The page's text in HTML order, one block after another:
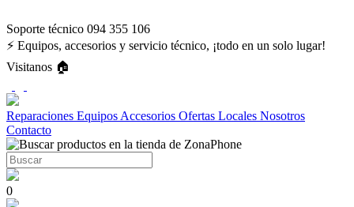
Soporte técnico 094 355 106
⚡ Equipos, accesorios y servicio técnico, ¡todo en un solo lugar!
Visitanos 🏠
Reparaciones Equipos Accesorios Ofertas Locales Nosotros
Contacto
0